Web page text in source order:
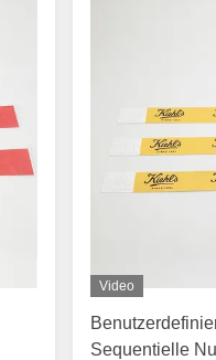
Video
Sequentielle